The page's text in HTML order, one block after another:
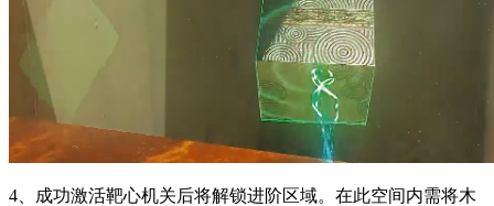
4、成功激活靶心机关后将解锁进阶区域。在此空间内需将木